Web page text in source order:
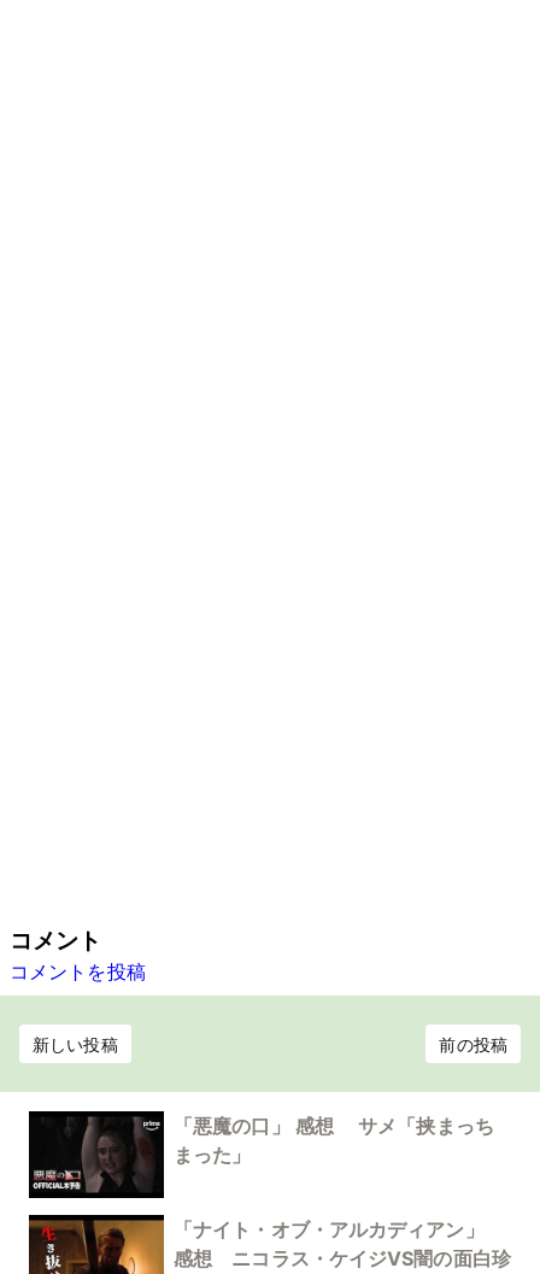
コメント
コメントを投稿
新しい投稿 前の投稿
「悪魔の口」 感想 サメ「挟まっち
まった」
「ナイト・オブ・アルカディアン」
感想 ニコラス・ケイジVS闇の面白珍